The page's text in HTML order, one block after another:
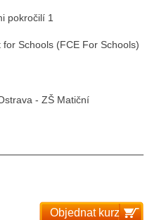
pokročilí 1
Schools (FCE For Schools)
- ZŠ Matiční
Objednat kurz